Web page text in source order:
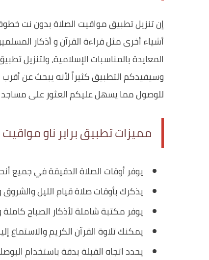
إن تنزيل تطبيق مواقيت الصلاة بدون نت
أشياء أخرى مثل قراءة القرآن و أذكار
المعايدة بالمناسبات الإسلامية، ولتنزيل
وسيفيدكم التطبيق كثيراً لأنه يبحث عن
للوصول مما يسهل عليكم العثور على
مميزات تطبيق براير ناو مواقيت
يوفر أوقات الصلاة الدقيقة في جميع
يذكرك بأوقات صلاة قيام الليل
يوفر مكتبة شاملة لأذكار الصباح كاملة
يمكنك تلاوة القرآن الكريم والاستماع
يحدد اتجاه القبلة بدقة باستخدام